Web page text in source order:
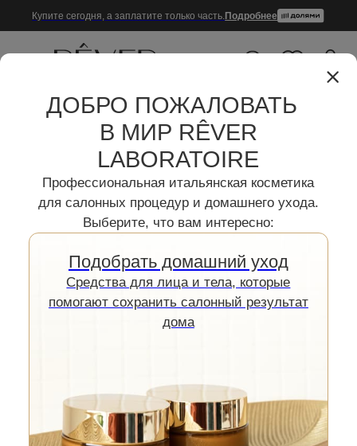
Купите сегодня, а заплатите только часть.Подробнее
УВЛАЖНЯЮЩИЕ
СРЕДСТВА ДЛЯ ЛИЦА
В основе наших мистов лежит не просто
вода, а раствор активных гидратантов,
которые не испаряются бесследно, а
фиксируются в роговом слое. Благодаря
наличию полисахаридов и компонентов
мист создает на коже невидимую
минутную свежесть. Наш увлажняющий мист
для лица не содержит агрессивных спиртов
или разрушающих липиды ПАВ. Напротив,
его состав богат компонентами, идентичными
В МИР RÊVER
LABORATOIRE
Профессиональная итальянская косметика
для салонных процедур и домашнего ухода.
Выберите, что вам интересно:
Подобрать домашний уход
Cредства для лица и тела, которые
помогают сохранить салонный результат
дома
Я косметолог / салон